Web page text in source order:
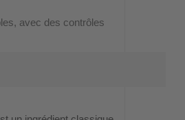
avec des contrôles